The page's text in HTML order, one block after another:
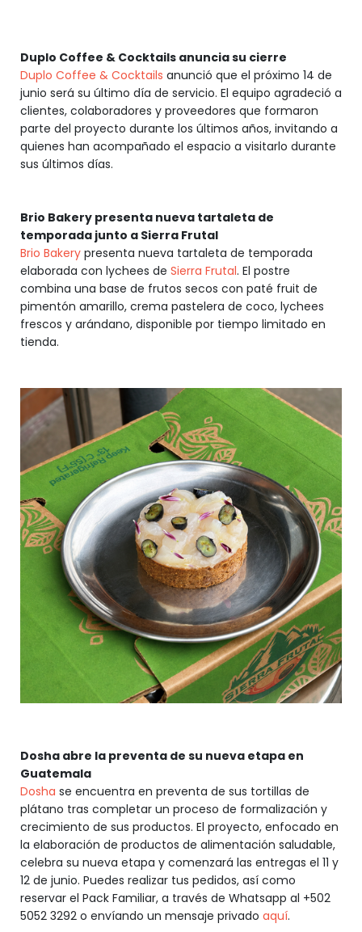
Duplo Coffee & Cocktails anuncia su cierre
Duplo Coffee & Cocktails anunció que el próximo 14 de
junio será su último día de servicio. El equipo agradeció a
clientes, colaboradores y proveedores que formaron
parte del proyecto durante los últimos años, invitando a
quienes han acompañado el espacio a visitarlo durante
sus últimos días.
Brio Bakery presenta nueva tartaleta de
temporada junto a Sierra Frutal
Brio Bakery presenta nueva tartaleta de temporada
elaborada con lychees de Sierra Frutal. El postre
combina una base de frutos secos con paté fruit de
pimentón amarillo, crema pastelera de coco, lychees
frescos y arándano, disponible por tiempo limitado en
tienda.
Dosha abre la preventa de su nueva etapa en
Guatemala
Dosha se encuentra en preventa de sus tortillas de
plátano tras completar un proceso de formalización y
crecimiento de sus productos. El proyecto, enfocado en
la elaboración de productos de alimentación saludable,
celebra su nueva etapa y comenzará las entregas el 11 y
12 de junio. Puedes realizar tus pedidos, así como
reservar el Pack Familiar, a través de Whatsapp al +502
5052 3292 o envíando un mensaje privado aquí.